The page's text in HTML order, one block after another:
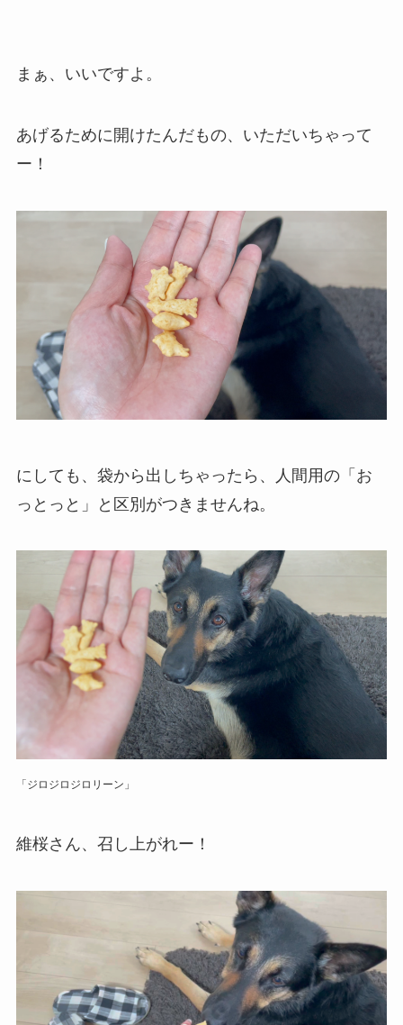
まぁ、いいですよ。
あげるために開けたんだもの、いただいちゃって
ー！
にしても、袋から出しちゃったら、人間用の「お
っとっと」と区別がつきませんね。
「ジロジロジロリーン」
維桜さん、召し上がれー！